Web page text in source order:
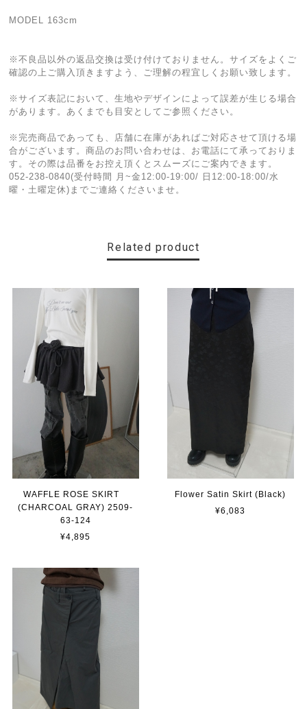
MODEL 163cm
※不良品以外の返品交換は受け付けておりません。サイズをよくご
確認の上ご購入頂きますよう、ご理解の程宜しくお願い致します。
※サイズ表記において、生地やデザインによって誤差が生じる場合
があります。あくまでも目安としてご参照ください。
※完売商品であっても、店舗に在庫があればご対応させて頂ける場
合がございます。商品のお問い合わせは、お電話にて承っておりま
す。その際は品番をお控え頂くとスムーズにご案内できます。
052-238-0840(受付時間 月~金12:00-19:00/ 日12:00-18:00/水
曜・土曜定休)までご連絡くださいませ。
Related product
WAFFLE ROSE SKIRT
(CHARCOAL GRAY) 2509-
63-124
¥4,895
Flower Satin Skirt (Black)
¥6,083